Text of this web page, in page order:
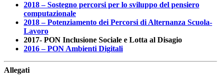
2018 – Sostegno percorsi per lo sviluppo del pensiero
computazionale
2018 – Potenziamento dei Percorsi di Alternanza Scuola-
Lavoro
2017- PON Inclusione Sociale e Lotta al Disagio
2016 – PON Ambienti Digitali
Allegati